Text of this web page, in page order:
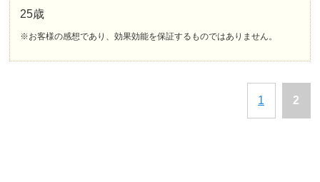
25歳
※お客様の感想であり、効果効能を保証するものではありません。
1 2